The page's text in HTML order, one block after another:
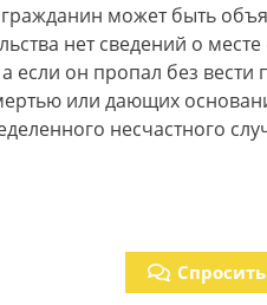
гражданин может быть
нет сведений о месте
если он пропал без вести
или дающих
несчастного